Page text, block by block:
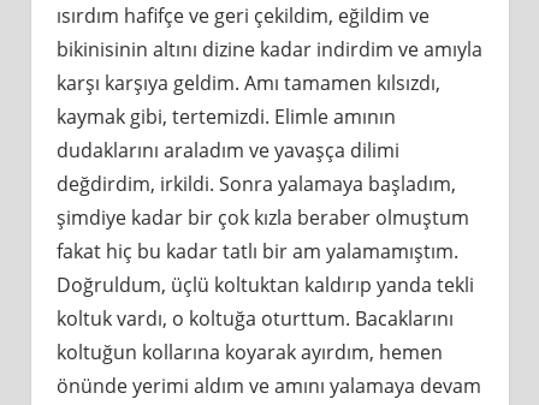
ısırdım hafifçe ve geri çekildim, eğildim ve
bikinisinin altını dizine kadar indirdim ve amıyla
karşı karşıya geldim. Amı tamamen kılsızdı,
kaymak gibi, tertemizdi. Elimle amının
dudaklarını araladım ve yavaşça dilimi
değdirdim, irkildi. Sonra yalamaya başladım,
şimdiye kadar bir çok kızla beraber olmuştum
fakat hiç bu kadar tatlı bir am yalamamıştım.
Doğruldum, üçlü koltuktan kaldırıp yanda tekli
koltuk vardı, o koltuğa oturttum. Bacaklarını
koltuğun kollarına koyarak ayırdım, hemen
önünde yerimi aldım ve amını yalamaya devam